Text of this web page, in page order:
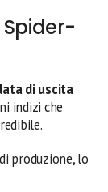
di uscita
indizi che
produzione, lo